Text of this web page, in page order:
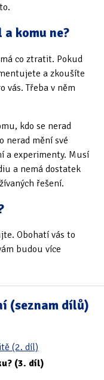
komu ne?
co ztratit. Pokud
a zkoušíte
vás. Třeba v něm
kdo se nerad
nerad mění své
a experimenty. Musí
a nemá dostatek
řešení.
Obohatí vás to
budou více
(seznam dílů)
(2. díl)
(3. díl)